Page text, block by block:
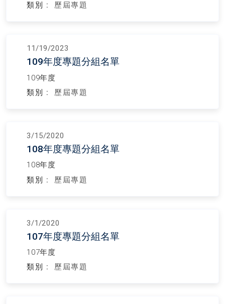
類別 :
歷屆專題
11/19/2023
109年度專題分組名單
109年度
類別 :
歷屆專題
3/15/2020
108年度專題分組名單
108年度
類別 :
歷屆專題
3/1/2020
107年度專題分組名單
107年度
類別 :
歷屆專題